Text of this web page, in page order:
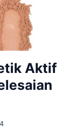
Aktif